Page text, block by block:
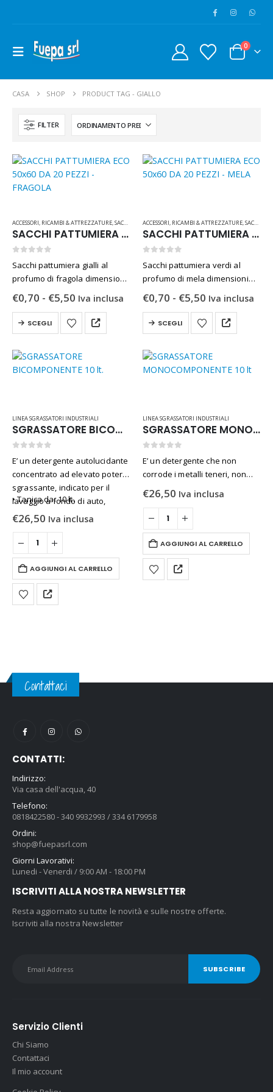
0
CASA SHOP PRODUCT TAG - GIALLO
FILTER
ACCESSORI, RICAMBI & ATTREZZATURE,SACCHI
SACCHI PATTUMIERA ECO 50×60 DA 20 PEZZI – FRAGOLA
Sacchi pattumiera gialli al
profumo di fragola dimensioni
50×60 rotolo da 20 sacchetti.
€0,70 - €5,50 Fascia
prezzo:
da
€0,70
€5,50
Iva inclusa
SCEGLI
Questo
prodotto
più
varianti.
essere
scelte
pagina
del
prodotto
ACCESSORI, RICAMBI & ATTREZZATURE,SACCHI
SACCHI PATTUMIERA ECO 50×60 DA 20 PEZZI – MELA
Sacchi pattumiera verdi al
profumo di mela dimensioni
50×60 rotolo da 20 sacchetti.
€0,70 - €5,50 Fascia
prezzo:
da
€0,70
€5,50
Iva inclusa
SCEGLI
Questo
prodotto
più
varianti.
essere
scelte
pagina
del
prodotto
LINEA SGRASSATORI INDUSTRIALI
SGRASSATORE BICOMPONENTE 10 lt.
E’ un detergente autolucidante
concentrato ad elevato potere
sgrassante, indicato per il
lavaggio a fondo di auto,
autocarri, autocisterne, motori,
ostinati e non solo.
• Tanica da: 10 lt.
€26,50 Iva inclusa
AGGIUNGI AL CARRELLO
LINEA SGRASSATORI INDUSTRIALI
SGRASSATORE MONOCOMPONENTE 10 lt
E’ un detergente che non
corrode i metalli teneri, non
scurisce le superfici in
alluminio, rimuove smog dalle
carrozzerie auto e camion
poiché è formulato a PH
neutro, specifico per…
€26,50 Iva inclusa
AGGIUNGI AL CARRELLO
0 Su 5
0Su 5
€25,00Iva inclusa
€16,50Iva inclusa
Contattaci
CONTATTI:
Indirizzo:
Via casa dell'acqua, 40
Telefono:
0818422580 - 340 9932993 / 334 6179958
Ordini:
shop@fuepasrl.com
Giorni Lavorativi:
Lunedi - Venerdi / 9:00 AM - 18:00 PM
ISCRIVITI ALLA NOSTRA NEWSLETTER
Resta aggiornato su tutte le novità e sulle nostre offerte.
Iscriviti alla nostra Newsletter
Servizio Clienti
Chi Siamo
Contattaci
Il mio account